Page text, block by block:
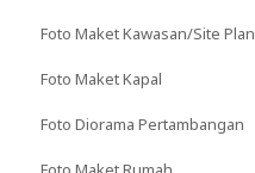
Foto Maket Kawasan/Site Plan
Foto Maket Kapal
Foto Diorama Pertambangan